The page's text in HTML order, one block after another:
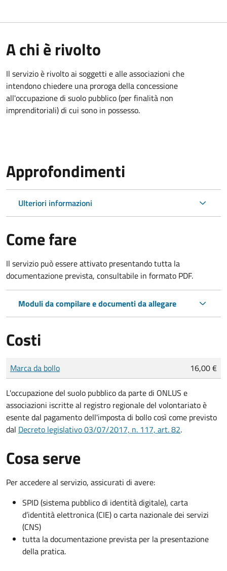
A chi è rivolto
Il servizio è rivolto ai soggetti e alle associazioni che
intendono chiedere una proroga della concessione
all'occupazione di suolo pubblico (per finalità non
imprenditoriali) di cui sono in possesso.
Approfondimenti
Ulteriori informazioni
Come fare
Il servizio può essere attivato presentando tutta la
documentazione prevista, consultabile in formato PDF.
Moduli da compilare e documenti da allegare
Costi
Tipo di pagamento
Importo
Marca da bollo 16,00 €
L'occupazione del suolo pubblico da parte di ONLUS e
associazioni iscritte al registro regionale del volontariato è
esente dal pagamento dell'imposta di bollo così come previsto
dal Decreto legislativo 03/07/2017, n. 117, art. 82.
Cosa serve
Per accedere al servizio, assicurati di avere:
SPID (sistema pubblico di identità digitale), carta
d’identità elettronica (CIE) o carta nazionale dei servizi
(CNS)
tutta la documentazione prevista per la presentazione
della pratica.